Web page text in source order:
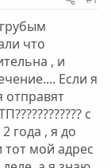
что
, и
Если я
отправят
с
года , я до
мой адрес